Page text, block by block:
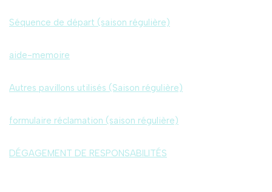
Séquence de départ (saison régulière)
aide-memoire
Autres pavillons utilisés (Saison régulière)
formulaire réclamation (saison régulière)
DÉGAGEMENT DE RESPONSABILITÉS